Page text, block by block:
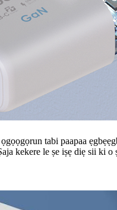
tabi paapaa
kekere le ṣe iṣẹ diẹ sii ki